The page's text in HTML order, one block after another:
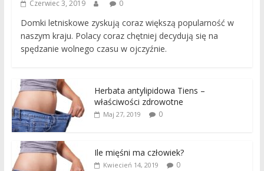
Czerwiec 3, 2019 0
Domki letniskowe zyskują coraz większą popularność w
naszym kraju. Polacy coraz chętniej decydują się na
spędzanie wolnego czasu w ojczyźnie.
Herbata antylipidowa Tiens –
właściwości zdrowotne
Maj 27, 2019 0
Ile mięśni ma człowiek?
Kwiecień 14, 2019 0